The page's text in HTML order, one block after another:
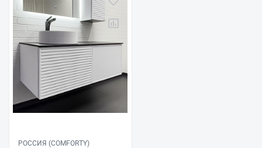
РОССИЯ (COMFORTY)